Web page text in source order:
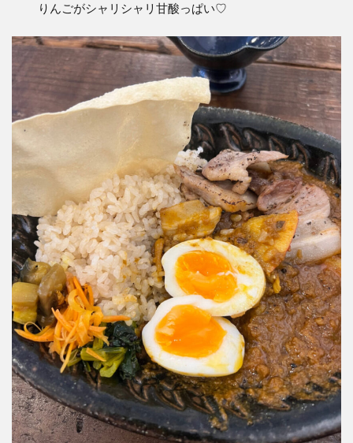
りんごがシャリシャリ甘酸っぱい♡